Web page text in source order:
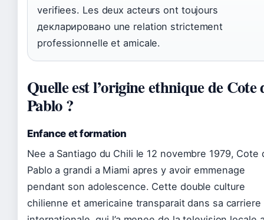
verifiees. Les deux acteurs ont toujours
декларировано une relation strictement
professionnelle et amicale.
Quelle est l’origine ethnique de Cote
Pablo ?
Enfance et formation
Nee a Santiago du Chili le 12 novembre 1979, Cote
Pablo a grandi a Miami apres y avoir emmenage
pendant son adolescence. Cette double culture
chilienne et americaine transparait dans sa carriere